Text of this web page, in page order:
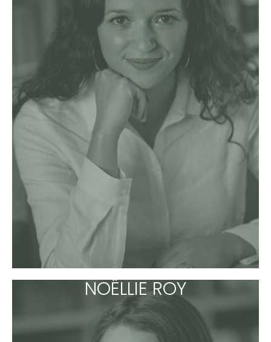
NOËLLIE ROY